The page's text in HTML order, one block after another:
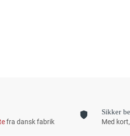
fra dansk fabrik
Sikker
Med